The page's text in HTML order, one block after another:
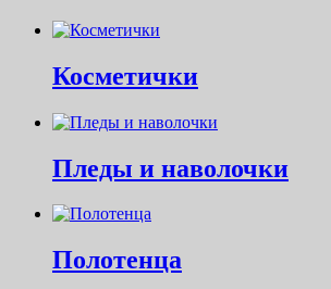
Косметички
Пледы и наволочки
Полотенца